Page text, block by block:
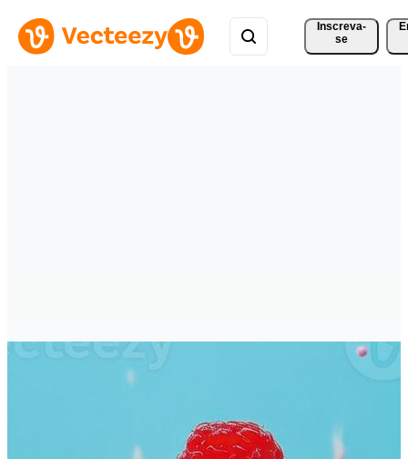
Inscreva-
se